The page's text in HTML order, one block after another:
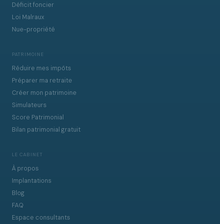
Déficit foncier
Loi Malraux
Nue-propriété
PATRIMOINE
Réduire mes impôts
Préparer ma retraite
Créer mon patrimoine
Simulateurs
Score Patrimonial
Bilan patrimonial gratuit
LE CABINET
À propos
Implantations
Blog
FAQ
Espace consultants